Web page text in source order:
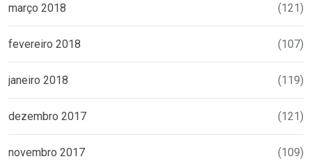
março 2018 (121)
fevereiro 2018 (107)
janeiro 2018 (119)
dezembro 2017 (121)
novembro 2017 (109)